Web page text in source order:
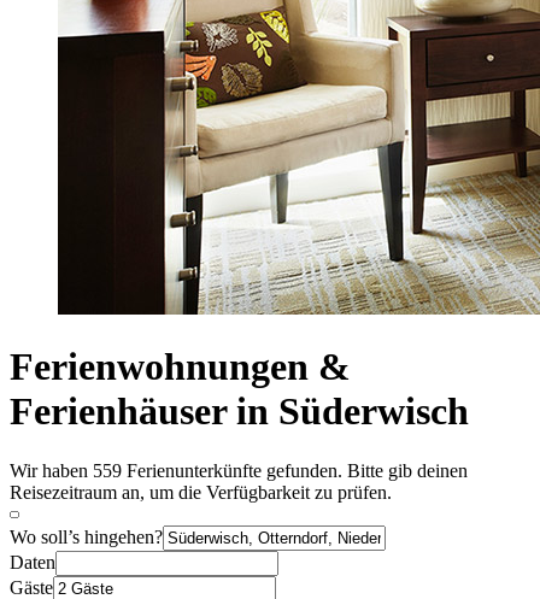
Ferienwohnungen &
Ferienhäuser in Süderwisch
Wir haben 559 Ferienunterkünfte gefunden. Bitte gib deinen
Reisezeitraum an, um die Verfügbarkeit zu prüfen.
Wo soll’s hingehen?
Daten
Gäste